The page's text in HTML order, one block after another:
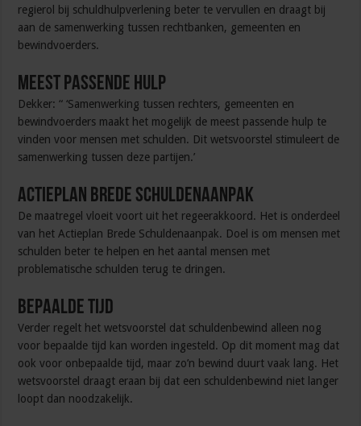
regierol bij schuldhulpverlening beter te vervullen en draagt bij
aan de samenwerking tussen rechtbanken, gemeenten en
bewindvoerders.
Meest passende hulp
Dekker: “ ‘Samenwerking tussen rechters, gemeenten en
bewindvoerders maakt het mogelijk de meest passende hulp te
vinden voor mensen met schulden. Dit wetsvoorstel stimuleert de
samenwerking tussen deze partijen.’
Actieplan Brede Schuldenaanpak
De maatregel vloeit voort uit het regeerakkoord. Het is onderdeel
van het Actieplan Brede Schuldenaanpak. Doel is om mensen met
schulden beter te helpen en het aantal mensen met
problematische schulden terug te dringen.
Bepaalde tijd
Verder regelt het wetsvoorstel dat schuldenbewind alleen nog
voor bepaalde tijd kan worden ingesteld. Op dit moment mag dat
ook voor onbepaalde tijd, maar zo’n bewind duurt vaak lang. Het
wetsvoorstel draagt eraan bij dat een schuldenbewind niet langer
loopt dan noodzakelijk.